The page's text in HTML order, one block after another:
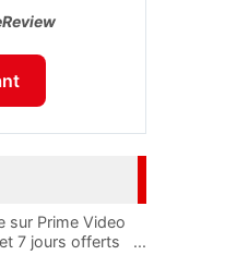
sur Prime Video
7 jours offerts
...